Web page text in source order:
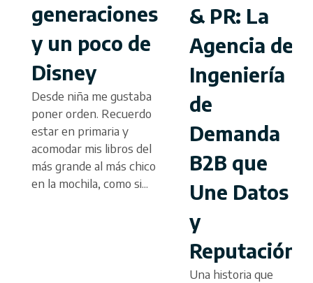
generaciones
y un poco de
Disney
Desde niña me gustaba
poner orden. Recuerdo
estar en primaria y
acomodar mis libros del
más grande al más chico
en la mochila, como si...
& PR: La
Agencia de
Ingeniería
de
Demanda
B2B que
Une Datos
y
Reputación
Una historia que